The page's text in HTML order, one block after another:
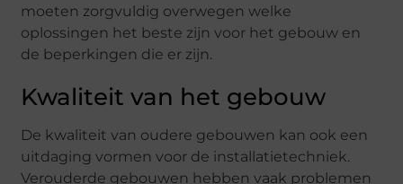
moeten zorgvuldig overwegen welke
oplossingen het beste zijn voor het gebouw en
de beperkingen die er zijn.
Kwaliteit van het gebouw
De kwaliteit van oudere gebouwen kan ook een
uitdaging vormen voor de installatietechniek.
Verouderde gebouwen hebben vaak problemen